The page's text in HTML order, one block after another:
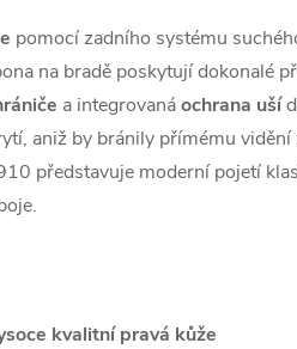
pomocí zadního systému
na bradě poskytují dokonalé
a integrovanáochrana uší
aniž by bránily přímému
představuje moderní pojetí
kvalitní pravá kůže